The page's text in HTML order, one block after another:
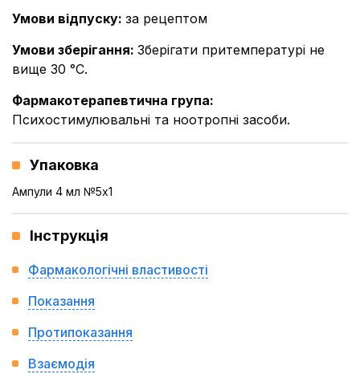
Умови відпуску: за рецептом
Умови зберігання: Зберігати притемпературі не
вище 30 °С.
Фармакотерапевтична група:
Психостимулювальні та ноотропні засоби.
Упаковка
Ампули 4 мл №5x1
Інструкція
Фармакологічні властивості
Показання
Протипоказання
Взаємодія